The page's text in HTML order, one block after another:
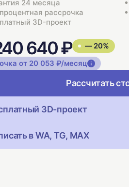
24 месяца
рассрочка
3D-проект
640 ₽
— 20%
от 20 053 ₽/месяц
Рассчитать
3D-проект
в WA, TG, MAX